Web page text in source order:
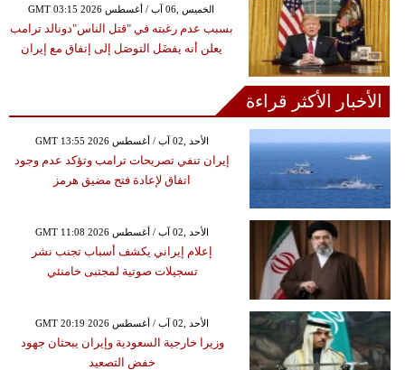
GMT 03:15 2026 الخميس ,06 آب / أغسطس
بسبب عدم رغبته في "قتل الناس"دونالد ترامب
يعلن أنه يفضَل التوصَل إلى إتفاق مع إيران
الأخبار الأكثر قراءة
GMT 13:55 2026 الأحد ,02 آب / أغسطس
إيران تنفي تصريحات ترامب وتؤكد عدم وجود
اتفاق لإعادة فتح مضيق هرمز
GMT 11:08 2026 الأحد ,02 آب / أغسطس
إعلام إيراني يكشف أسباب تجنب نشر
تسجيلات صوتية لمجتبى خامنئي
GMT 20:19 2026 الأحد ,02 آب / أغسطس
وزيرا خارجية السعودية وإيران يبحثان جهود
خفض التصعيد